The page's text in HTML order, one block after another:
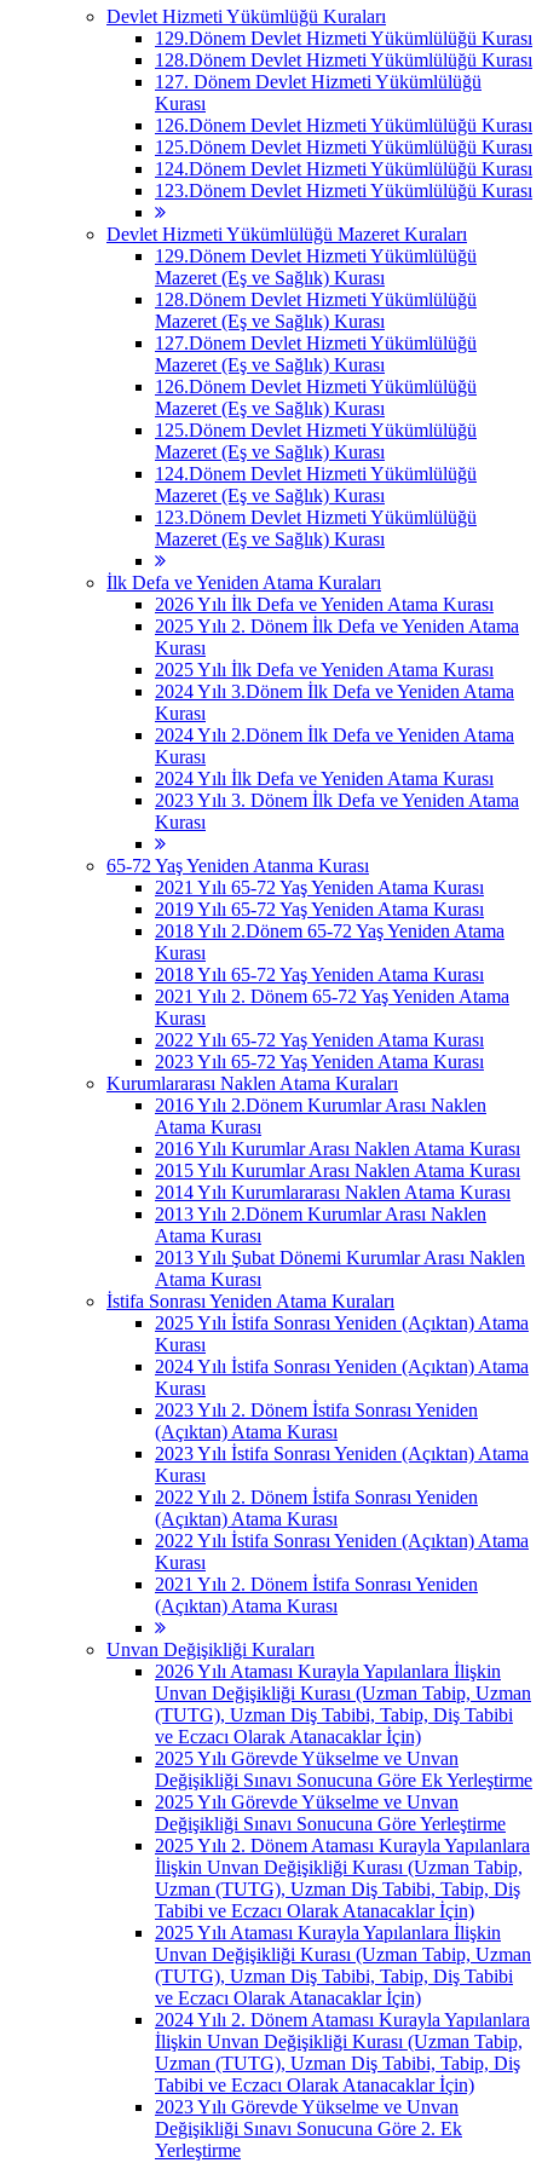
Devlet Hizmeti Yükümlüğü Kuraları
129.Dönem Devlet Hizmeti Yükümlülüğü Kurası
128.Dönem Devlet Hizmeti Yükümlülüğü Kurası
127. Dönem Devlet Hizmeti Yükümlülüğü
Kurası
126.Dönem Devlet Hizmeti Yükümlülüğü Kurası
125.Dönem Devlet Hizmeti Yükümlülüğü Kurası
124.Dönem Devlet Hizmeti Yükümlülüğü Kurası
123.Dönem Devlet Hizmeti Yükümlülüğü Kurası
Devlet Hizmeti Yükümlülüğü Mazeret Kuraları
129.Dönem Devlet Hizmeti Yükümlülüğü
Mazeret (Eş ve Sağlık) Kurası
128.Dönem Devlet Hizmeti Yükümlülüğü
Mazeret (Eş ve Sağlık) Kurası
127.Dönem Devlet Hizmeti Yükümlülüğü
Mazeret (Eş ve Sağlık) Kurası
126.Dönem Devlet Hizmeti Yükümlülüğü
Mazeret (Eş ve Sağlık) Kurası
125.Dönem Devlet Hizmeti Yükümlülüğü
Mazeret (Eş ve Sağlık) Kurası
124.Dönem Devlet Hizmeti Yükümlülüğü
Mazeret (Eş ve Sağlık) Kurası
123.Dönem Devlet Hizmeti Yükümlülüğü
Mazeret (Eş ve Sağlık) Kurası
İlk Defa ve Yeniden Atama Kuraları
2026 Yılı İlk Defa ve Yeniden Atama Kurası
2025 Yılı 2. Dönem İlk Defa ve Yeniden Atama
Kurası
2025 Yılı İlk Defa ve Yeniden Atama Kurası
2024 Yılı 3.Dönem İlk Defa ve Yeniden Atama
Kurası
2024 Yılı 2.Dönem İlk Defa ve Yeniden Atama
Kurası
2024 Yılı İlk Defa ve Yeniden Atama Kurası
2023 Yılı 3. Dönem İlk Defa ve Yeniden Atama
Kurası
65-72 Yaş Yeniden Atanma Kurası
2021 Yılı 65-72 Yaş Yeniden Atama Kurası
2019 Yılı 65-72 Yaş Yeniden Atama Kurası
2018 Yılı 2.Dönem 65-72 Yaş Yeniden Atama
Kurası
2018 Yılı 65-72 Yaş Yeniden Atama Kurası
2021 Yılı 2. Dönem 65-72 Yaş Yeniden Atama
Kurası
2022 Yılı 65-72 Yaş Yeniden Atama Kurası
2023 Yılı 65-72 Yaş Yeniden Atama Kurası
Kurumlararası Naklen Atama Kuraları
2016 Yılı 2.Dönem Kurumlar Arası Naklen
Atama Kurası
2016 Yılı Kurumlar Arası Naklen Atama Kurası
2015 Yılı Kurumlar Arası Naklen Atama Kurası
2014 Yılı Kurumlararası Naklen Atama Kurası
2013 Yılı 2.Dönem Kurumlar Arası Naklen
Atama Kurası
2013 Yılı Şubat Dönemi Kurumlar Arası Naklen
Atama Kurası
İstifa Sonrası Yeniden Atama Kuraları
2025 Yılı İstifa Sonrası Yeniden (Açıktan) Atama
Kurası
2024 Yılı İstifa Sonrası Yeniden (Açıktan) Atama
Kurası
2023 Yılı 2. Dönem İstifa Sonrası Yeniden
(Açıktan) Atama Kurası
2023 Yılı İstifa Sonrası Yeniden (Açıktan) Atama
Kurası
2022 Yılı 2. Dönem İstifa Sonrası Yeniden
(Açıktan) Atama Kurası
2022 Yılı İstifa Sonrası Yeniden (Açıktan) Atama
Kurası
2021 Yılı 2. Dönem İstifa Sonrası Yeniden
(Açıktan) Atama Kurası
Unvan Değişikliği Kuraları
2026 Yılı Ataması Kurayla Yapılanlara İlişkin
Unvan Değişikliği Kurası (Uzman Tabip, Uzman
(TUTG), Uzman Diş Tabibi, Tabip, Diş Tabibi
ve Eczacı Olarak Atanacaklar İçin)
2025 Yılı Görevde Yükselme ve Unvan
Değişikliği Sınavı Sonucuna Göre Ek Yerleştirme
2025 Yılı Görevde Yükselme ve Unvan
Değişikliği Sınavı Sonucuna Göre Yerleştirme
2025 Yılı 2. Dönem Ataması Kurayla Yapılanlara
İlişkin Unvan Değişikliği Kurası (Uzman Tabip,
Uzman (TUTG), Uzman Diş Tabibi, Tabip, Diş
Tabibi ve Eczacı Olarak Atanacaklar İçin)
2025 Yılı Ataması Kurayla Yapılanlara İlişkin
Unvan Değişikliği Kurası (Uzman Tabip, Uzman
(TUTG), Uzman Diş Tabibi, Tabip, Diş Tabibi
ve Eczacı Olarak Atanacaklar İçin)
2024 Yılı 2. Dönem Ataması Kurayla Yapılanlara
İlişkin Unvan Değişikliği Kurası (Uzman Tabip,
Uzman (TUTG), Uzman Diş Tabibi, Tabip, Diş
Tabibi ve Eczacı Olarak Atanacaklar İçin)
2023 Yılı Görevde Yükselme ve Unvan
Değişikliği Sınavı Sonucuna Göre 2. Ek
Yerleştirme